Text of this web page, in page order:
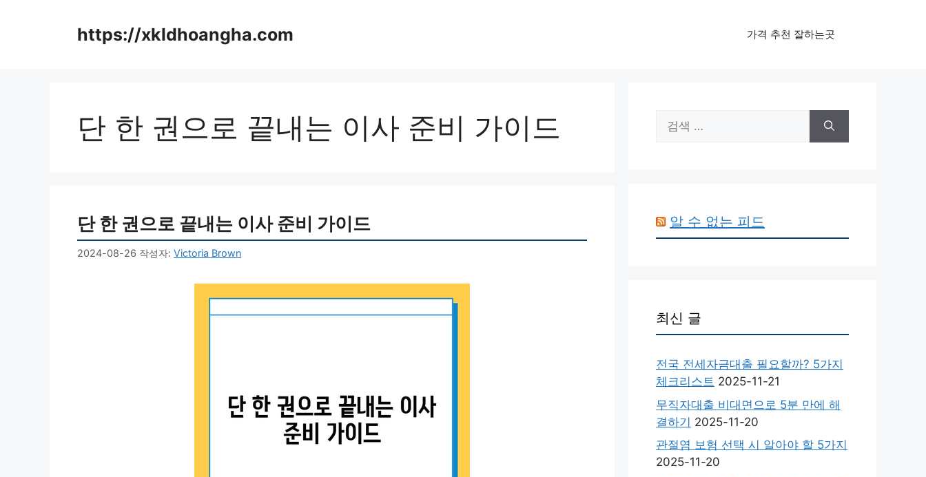
https://xkldhoangha.com 가격 추천 잘하는곳
단 한 권으로 끝내는 이사 준비 가이드
단 한 권으로 끝내는 이사 준비 가이드
2024-08-26 작성자: Victoria Brown
색:
알 수 없는 피드
최신 글
전국 전세자금대출 필요할까? 5가지
체크리스트 2025-11-21
무직자대출 비대면으로 5분 만에 해
결하기 2025-11-20
관절염 보험 선택 시 알아야 할 5가지
2025-11-20